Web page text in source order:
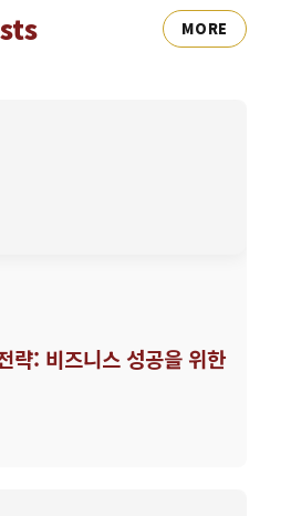
MORE
략: 비즈니스 성공을 위한